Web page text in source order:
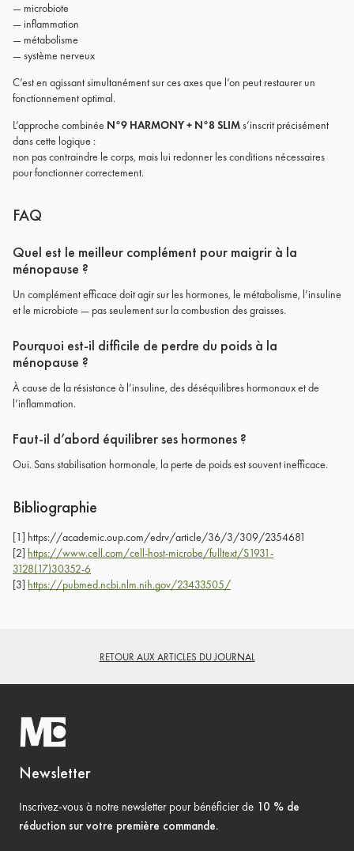
— microbiote
— inflammation
— métabolisme
— système nerveux
C’est en agissant simultanément sur ces axes que l’on peut restaurer un
fonctionnement optimal.
L’approche combinée N°9 HARMONY + N°8 SLIMs’inscrit précisément
dans cette logique :
non pas contraindre le corps, mais lui redonner les conditions nécessaires
pour fonctionner correctement.
FAQ
Quel est le meilleur complément pour maigrir à la
ménopause ?
Un complément efficace doit agir sur les hormones, le métabolisme, l’insuline
et le microbiote — pas seulement sur la combustion des graisses.
Pourquoi est-il difficile de perdre du poids à la
ménopause ?
À cause de la résistance à l’insuline, des déséquilibres hormonaux et de
l’inflammation.
Faut-il d’abord équilibrer ses hormones ?
Oui. Sans stabilisation hormonale, la perte de poids est souvent inefficace.
Bibliographie
[1] https://academic.oup.com/edrv/article/36/3/309/2354681
[2] https://www.cell.com/cell-host-microbe/fulltext/S1931-
3128(17)30352-6
[3] https://pubmed.ncbi.nlm.nih.gov/23433505/
RETOUR AUX ARTICLES DU JOURNAL
Newsletter
Inscrivez-vous à notre newsletter pour bénéficier de 10 % de
réduction sur votre première commande.